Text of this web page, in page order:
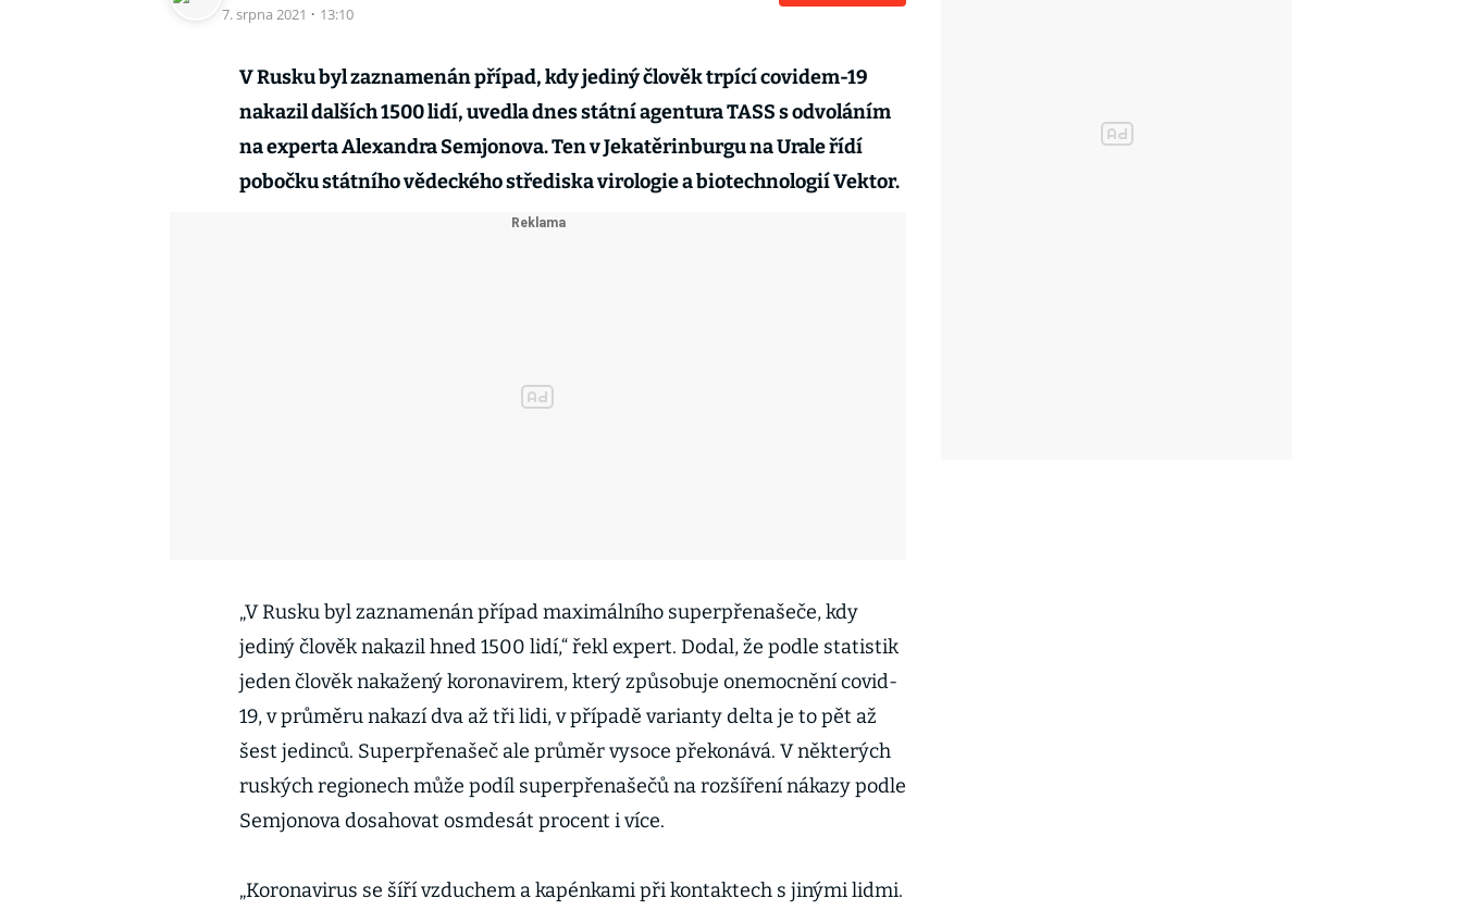
7. srpna 2021 · 13:10
V Rusku byl zaznamenán případ, kdy jediný člověk trpící covidem-19
nakazil dalších 1500 lidí, uvedla dnes státní agentura TASS s odvoláním
na experta Alexandra Semjonova. Ten v Jekatěrinburgu na Urale řídí
pobočku státního vědeckého střediska virologie a biotechnologií Vektor.
„V Rusku byl zaznamenán případ maximálního superpřenašeče, kdy
jediný člověk nakazil hned 1500 lidí,“ řekl expert. Dodal, že podle statistik
jeden člověk nakažený koronavirem, který způsobuje onemocnění covid-
19, v průměru nakazí dva až tři lidi, v případě varianty delta je to pět až
šest jedinců. Superpřenašeč ale průměr vysoce překonává. V některých
ruských regionech může podíl superpřenašečů na rozšíření nákazy podle
Semjonova dosahovat osmdesát procent i více.
„Koronavirus se šíří vzduchem a kapénkami při kontaktech s jinými lidmi.